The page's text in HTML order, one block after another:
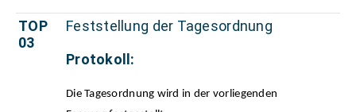
TOP
03
Feststellung der Tagesordnung
Protokoll:
Die Tagesordnung wird in der vorliegenden